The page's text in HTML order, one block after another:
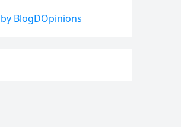
BlogDOpinions